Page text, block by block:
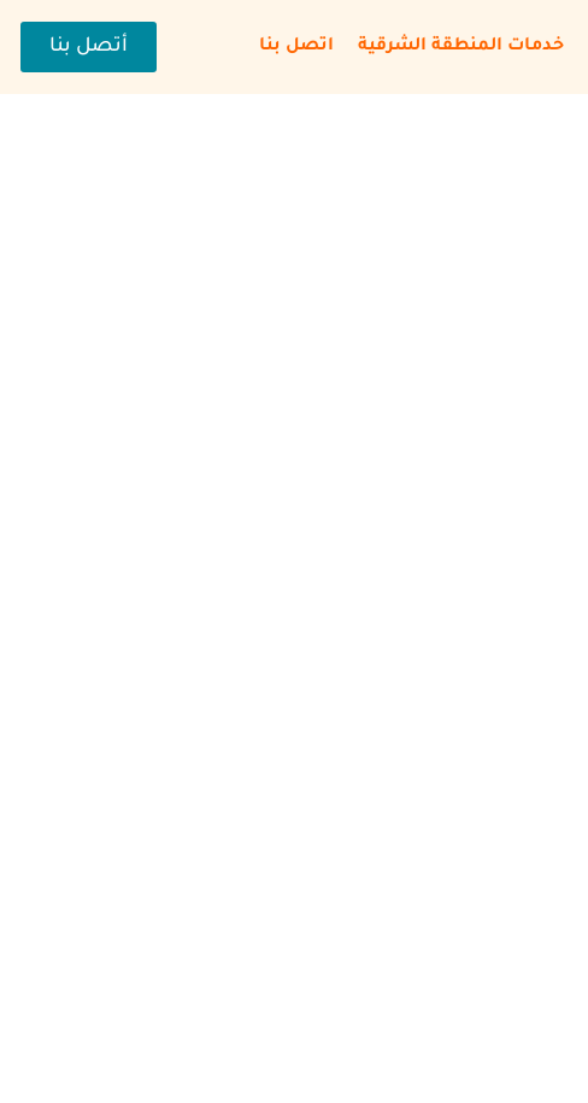
خدمات المنطقة الشرقية اتصل بنا أتصل بنا